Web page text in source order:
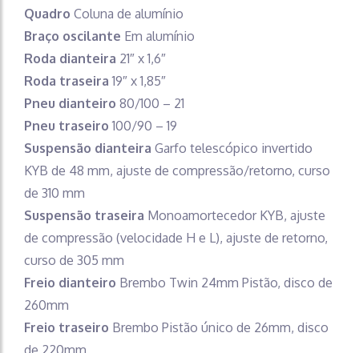
Quadro Coluna de alumínio
Braço oscilante Em alumínio
Roda dianteira 21″ x 1,6″
Roda traseira19″ x 1,85″
Pneu dianteiro 80/100 – 21
Pneu traseiro100/90 – 19
Suspensão dianteira Garfo telescópico invertido
KYB de 48 mm, ajuste de compressão/retorno, curso
de 310 mm
Suspensão traseira Monoamortecedor KYB, ajuste
de compressão (velocidade H e L), ajuste de retorno,
curso de 305 mm
Freio dianteiro Brembo Twin 24mm Pistão, disco de
260mm
Freio traseiro Brembo Pistão único de 26mm, disco
de 220mm